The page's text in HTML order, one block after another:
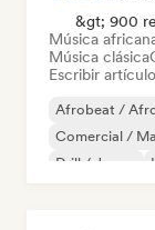
&gt; 900
Música
Música clásica
Escribir
Afrobeat /
Comercial /
Drill / Jersey